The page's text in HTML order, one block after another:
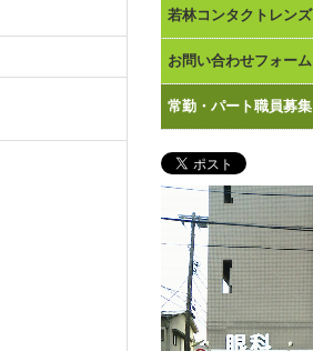
若林コンタクトレンズ
お問い合わせフォーム
常勤・パート職員募集